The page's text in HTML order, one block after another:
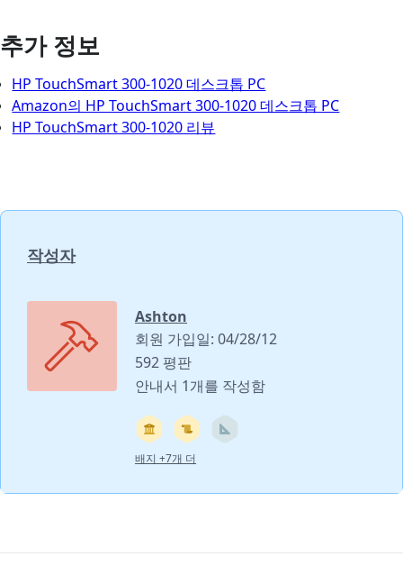
추가 정보
HP TouchSmart 300-1020 데스크톱 PC
Amazon의 HP TouchSmart 300-1020 데스크톱 PC
HP TouchSmart 300-1020 리뷰
작성자
Ashton
회원 가입일: 04/28/12
592 평판
안내서 1개를 작성함
배지 +7개 더